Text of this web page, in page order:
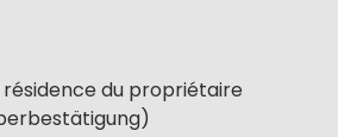
du propriétaire